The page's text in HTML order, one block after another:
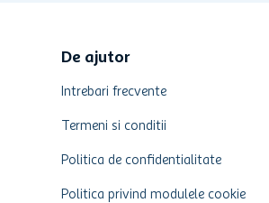
De ajutor
Intrebari frecvente
Termeni si conditii
Politica de confidentialitate
Politica privind modulele cookie